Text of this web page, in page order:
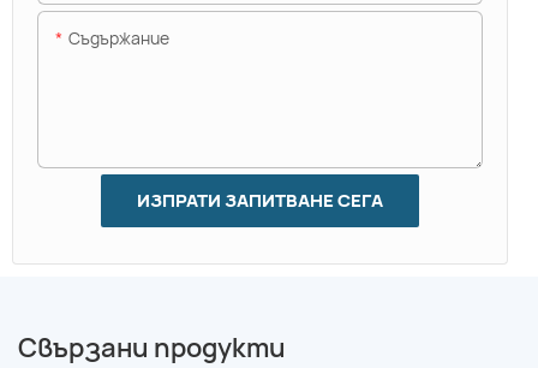
Съдържание
ИЗПРАТИ ЗАПИТВАНЕ СЕГА
Свързани продукти